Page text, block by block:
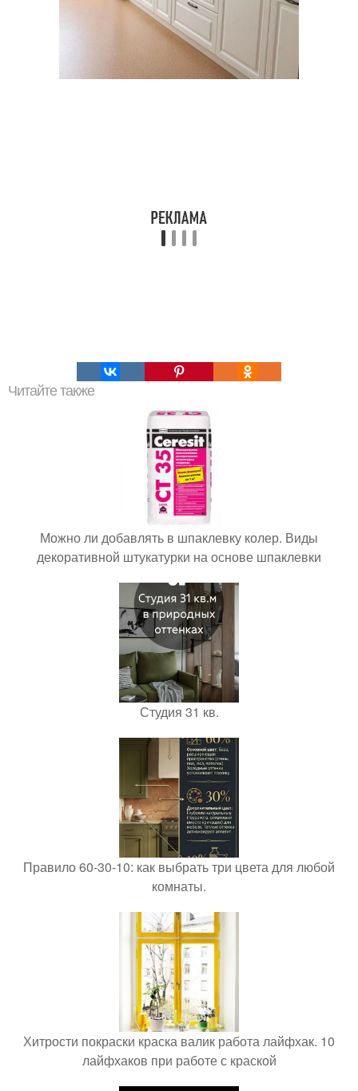
Читайте также
Можно ли добавлять в шпаклевку колер. Виды
декоративной штукатурки на основе шпаклевки
Студия 31 кв.
Правило 60-30-10: как выбрать три цвета для любой
комнаты.
Хитрости покраски краска валик работа лайфхак. 10
лайфхаков при работе с краской